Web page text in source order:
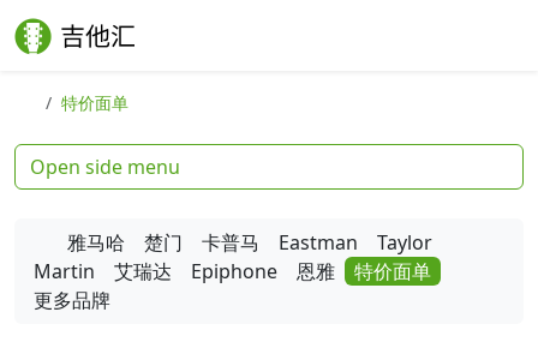
Skip to content
Skip to footer
特价面单
雅马哈 楚门 卡普马 Eastman
Taylor
Martin
艾瑞达 Epiphone 恩雅
特价面单
更多品牌
Open side menu